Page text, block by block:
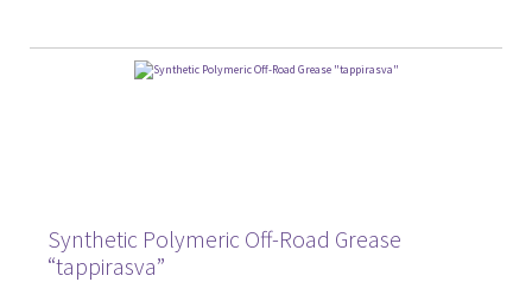
Synthetic Polymeric Off-Road Grease
“tappirasva”